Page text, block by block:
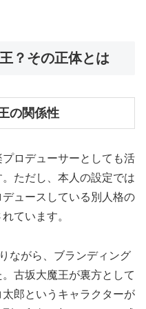
？その正体とは
の関係性
ロデューサーとしても活
ただし、本人の設定では
デュースしている別人格の
ています。
ながら、ブランディング
古坂大魔王が裏方として
郎というキャラクターが